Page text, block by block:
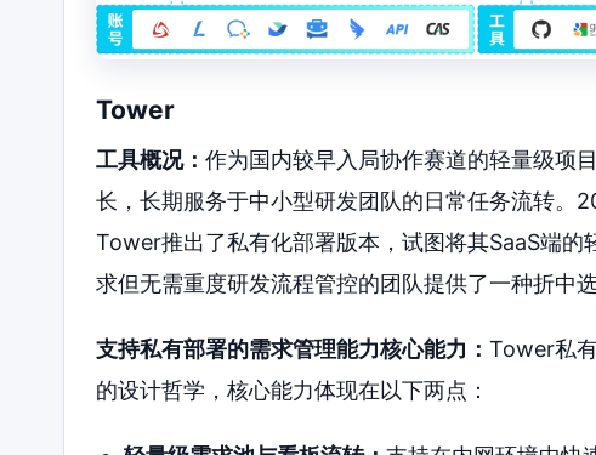
Tower
工具概况： 作为国内较早入局协作赛道的轻量级项
长，长期服务于中小型研发团队的日常任务流转。
Tower推出了私有化部署版本，试图将其SaaS端
求但无需重度研发流程管控的团队提供了一种折中选
支持私有部署的需求管理能力核心能力： Tower私
的设计哲学，核心能力体现在以下两点：